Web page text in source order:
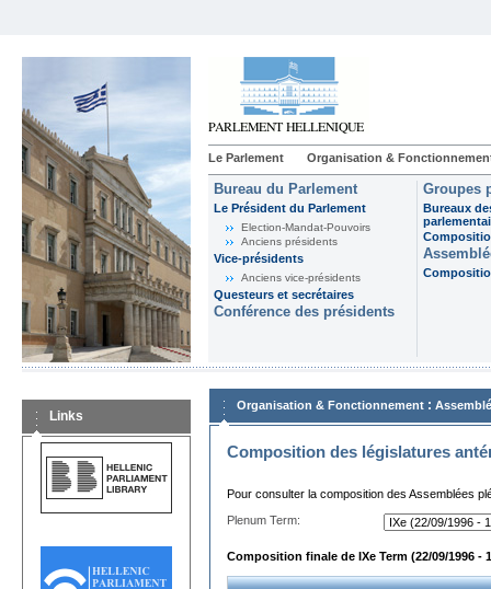
Le Parlement Organisation &
Bureau du Parlement
Le Président du Parlement
Election-Mandat-Pouvoirs
Anciens présidents
Vice-présidents
Anciens vice-présidents
Questeurs et secrétaires
Conférence des présidents
Groupes
Bureaux
Links
Organisation & Fonctionnement :
Composition des législatures
Pour consulter la composition des Assemblées
Plenum Term:
Composition finale de IXe Term (22/09/1996 -